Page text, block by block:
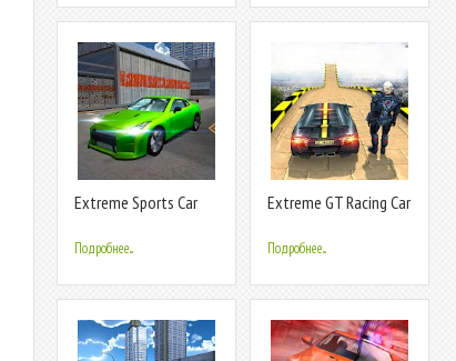
Extreme Sports Car
Подробнее...
Extreme GT Racing Car
Подробнее...